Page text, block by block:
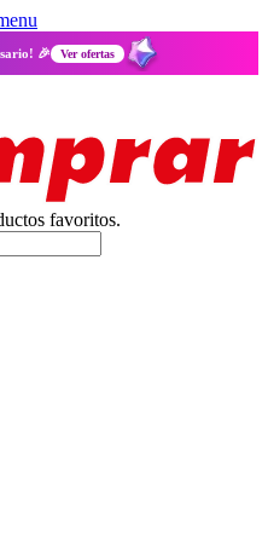
🎉 Ver ofertas
favoritos.